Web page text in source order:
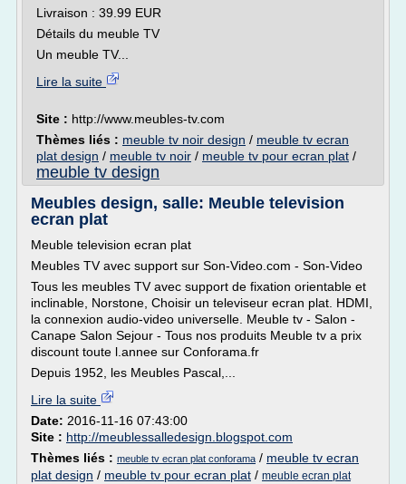
Livraison : 39.99 EUR
Détails du meuble TV
Un meuble TV...
Lire la suite
Site : http://www.meubles-tv.com
Thèmes liés : meuble tv noir design / meuble tv ecran
plat design / meuble tv noir / meuble tv pour ecran plat /
meuble tv design
Meubles design, salle: Meuble television
ecran plat
Meuble television ecran plat
Meubles TV avec support sur Son-Video.com - Son-Video
Tous les meubles TV avec support de fixation orientable et
inclinable, Norstone, Choisir un televiseur ecran plat. HDMI,
la connexion audio-video universelle. Meuble tv - Salon -
Canape Salon Sejour - Tous nos produits Meuble tv a prix
discount toute l.annee sur Conforama.fr
Depuis 1952, les Meubles Pascal,...
Lire la suite
Date: 2016-11-16 07:43:00
Site : http://meublessalledesign.blogspot.com
Thèmes liés : meuble tv ecran plat conforama / meuble tv ecran
plat design / meuble tv pour ecran plat / meuble ecran plat